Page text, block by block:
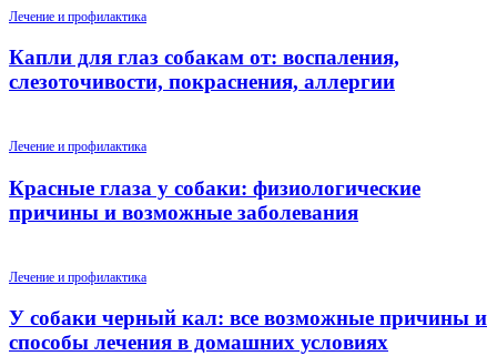
Лечение и профилактика
Капли для глаз собакам от: воспаления,
слезоточивости, покраснения, аллергии
Лечение и профилактика
Красные глаза у собаки: физиологические
причины и возможные заболевания
Лечение и профилактика
У собаки черный кал: все возможные причины и
способы лечения в домашних условиях